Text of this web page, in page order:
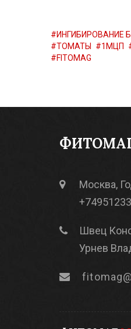
ИНГИБИРОВАНИЕ
ТОМАТЫ
1МЦП
FITOMAG
Москва,
Швец
Урнев